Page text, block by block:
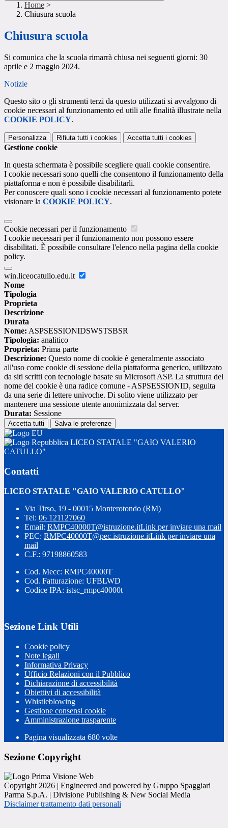
Home >
Chiusura scuola
Chiusura scuola
Si comunica che la scuola rimarrà chiusa nei seguenti giorni: 30
aprile e 2 maggio 2024.
Notizie
Questo sito o gli strumenti terzi da questo utilizzati si avvalgono di
cookie necessari al funzionamento ed utili alle finalità illustrate nella
COOKIE POLICY.
Personalizza Rifiuta tutti i cookies Accetta tutti i cookies
Gestione cookie
In questa schermata è possibile scegliere quali cookie consentire.
I cookie necessari sono quelli che consentono il funzionamento della
piattaforma e non è possibile disabilitarli.
Per conoscere quali sono i cookie necessari al funzionamento potete
visionare la COOKIE POLICY.
Cookie necessari per il funzionamento
I cookie necessari per il funzionamento non possono essere
disabilitati. È possibile consultare l'elenco nella pagina della cookie
policy.
win.liceocatullo.edu.it
Nome
Tipologia
Proprieta
Descrizione
Durata
Nome: ASPSESSIONIDSWSTSBSR
Tipologia: analitico
Proprieta: Prima parte
Descrizione: Questo nome di cookie è generalmente associato
all'uso come cookie di sessione della piattaforma generico, utilizzato
da siti scritti con tecnologie basate su Microsoft ASP. La struttura del
nome del cookie è una radice comune - ASPSESSIONID, seguita
da una serie di lettere univoche. Di solito viene utilizzato per
mantenere una sessione utente anonimizzata dal server.
Durata: Sessione
Accetta tutti Salva le preferenze
LICEO STATALE "GAIO VALERIO
CATULLO"
Contatti
LICEO STATALE "GAIO VALERIO CATULLO"
Via Tirso, 19 - 00015 Monterotondo (RM)
Tel: 06 121127060
Email: RMPC40000T@istruzione.itLink per inviare una mail
PEC: RMPC40000T@pec.istruzione.itLink per inviare una
mail
C.F.: 97198860583
Cod. Mecc: RMPC40000T
Cod. Fatturazione: UFBLWD
Codice IPA: istsc_rmpc40000t
Sezione Link Utili
Cookie policy
Note legali
Informativa Privacy
Ufficio Relazioni con il Pubblico
Dichiarazione di accessibilità
Obiettivi di accessibilità
Whistleblowing
Gestione consensi cookie
Amministrazione trasparente
Pagina visualizzata 680 volte
Sezione Copyright
Copyright 2026 | Engineered and powered by Gruppo Spaggiari
Parma S.p.A. | Divisione Publishing & New Social Media
Disclaimer trattamento dati personali